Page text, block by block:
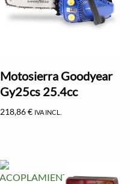
Motosierra Goodyear
Gy25cs 25.4cc
218,86€ IVA INCL.